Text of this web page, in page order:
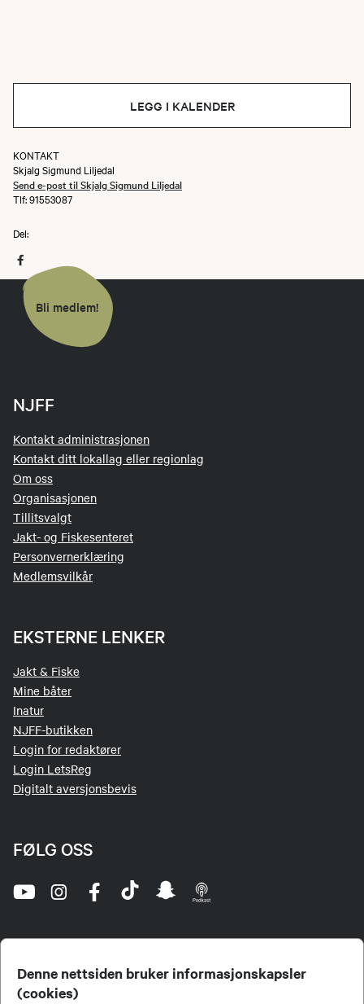
Denne nettsiden bruker informasjonskapsler
(cookies)
LEGG I KALENDER
KONTAKT
Skjalg Sigmund Liljedal
Send e-post til Skjalg Sigmund Liljedal
Tlf: 91553087
Del:
Bli medlem!
NJFF
Kontakt administrasjonen
Kontakt ditt lokallag eller regionlag
Om oss
Organisasjonen
Tillitsvalgt
Jakt- og Fiskesenteret
Personvernerklæring
Medlemsvilkår
EKSTERNE LENKER
Jakt & Fiske
Mine båter
Inatur
NJFF-butikken
Login for redaktører
Login LetsReg
Digitalt aversjonsbevis
FØLG OSS